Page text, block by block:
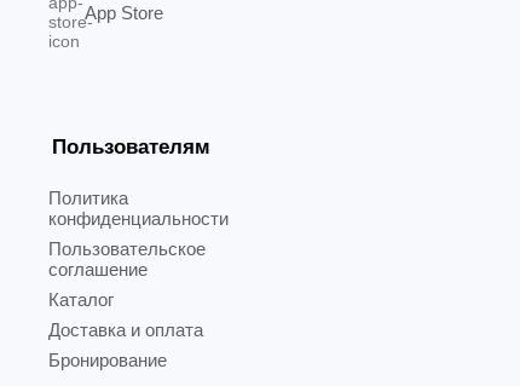
App Store
Пользователям
Политика
конфиденциальности
Пользовательское
соглашение
Каталог
Доставка и оплата
Бронирование